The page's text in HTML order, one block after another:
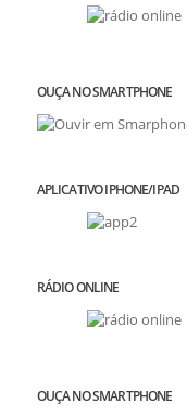
OUÇA NO SMARTPHONE
APLICATIVO IPHONE/IPAD
RÁDIO ONLINE
OUÇA NO SMARTPHONE